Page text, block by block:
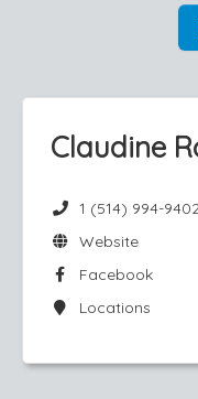
Claudine
1 (514) 994-
Website
Facebook
Locations